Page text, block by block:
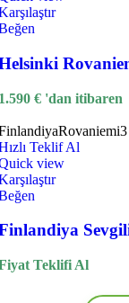
€ 'dan itibaren
Rovaniemi
Teklif Al
view
Teklifi Al